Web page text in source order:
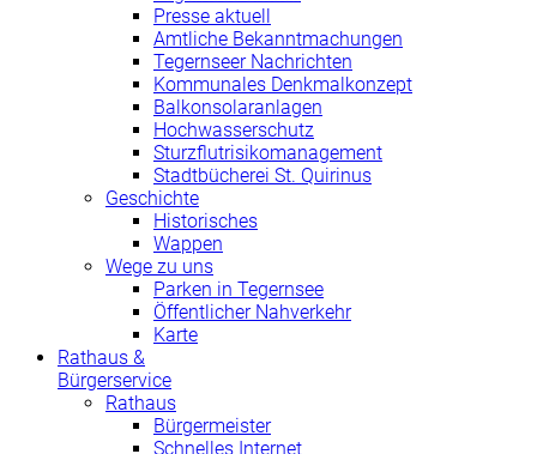
Presse aktuell
Amtliche Bekanntmachungen
Tegernseer Nachrichten
Kommunales Denkmalkonzept
Balkonsolaranlagen
Hochwasserschutz
Sturzflutrisikomanagement
Stadtbücherei St. Quirinus
Geschichte
Historisches
Wappen
Wege zu uns
Parken in Tegernsee
Öffentlicher Nahverkehr
Karte
Rathaus &
Bürgerservice
Rathaus
Bürgermeister
Schnelles Internet